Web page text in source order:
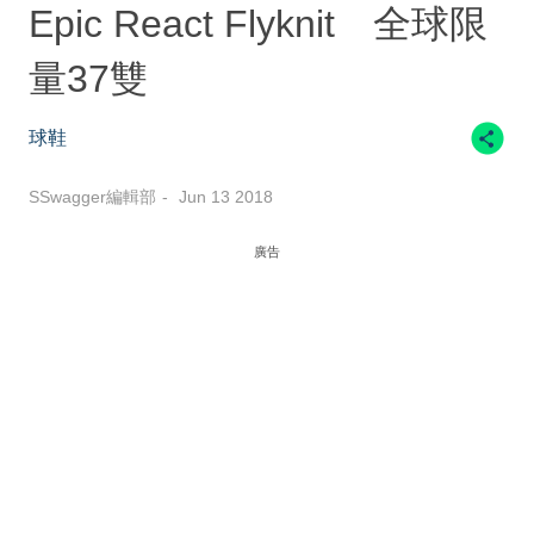
Epic React Flyknit 全球限
量37雙
球鞋
SSwagger編輯部 Jun 13 2018
廣告